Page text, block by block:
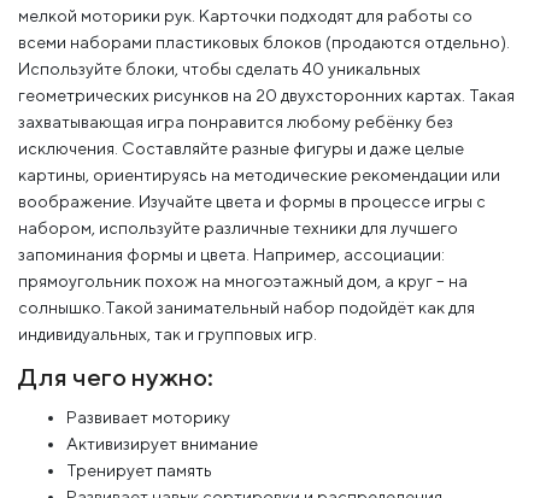
мелкой моторики рук. Карточки подходят для работы со
всеми наборами пластиковых блоков (продаются отдельно).
Используйте блоки, чтобы сделать 40 уникальных
геометрических рисунков на 20 двухсторонних картах. Такая
захватывающая игра понравится любому ребёнку без
исключения. Составляйте разные фигуры и даже целые
картины, ориентируясь на методические рекомендации или
воображение. Изучайте цвета и формы в процессе игры с
набором, используйте различные техники для лучшего
запоминания формы и цвета. Например, ассоциации:
прямоугольник похож на многоэтажный дом, а круг – на
солнышко.Такой занимательный набор подойдёт как для
индивидуальных, так и групповых игр.
Для чего нужно:
Развивает моторику
Активизирует внимание
Тренирует память